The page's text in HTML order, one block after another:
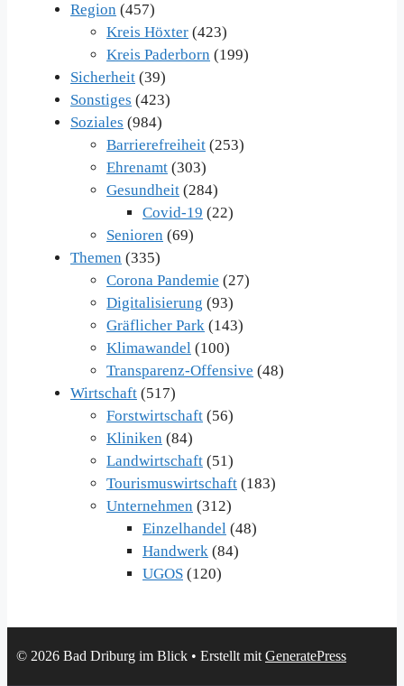
Region (457)
Kreis Höxter (423)
Kreis Paderborn (199)
Sicherheit (39)
Sonstiges (423)
Soziales (984)
Barrierefreiheit (253)
Ehrenamt (303)
Gesundheit (284)
Covid-19 (22)
Senioren (69)
Themen (335)
Corona Pandemie (27)
Digitalisierung (93)
Gräflicher Park (143)
Klimawandel (100)
Transparenz-Offensive (48)
Wirtschaft (517)
Forstwirtschaft (56)
Kliniken (84)
Landwirtschaft (51)
Tourismuswirtschaft (183)
Unternehmen (312)
Einzelhandel (48)
Handwerk (84)
UGOS (120)
© 2026 Bad Driburg im Blick • Erstellt mit GeneratePress